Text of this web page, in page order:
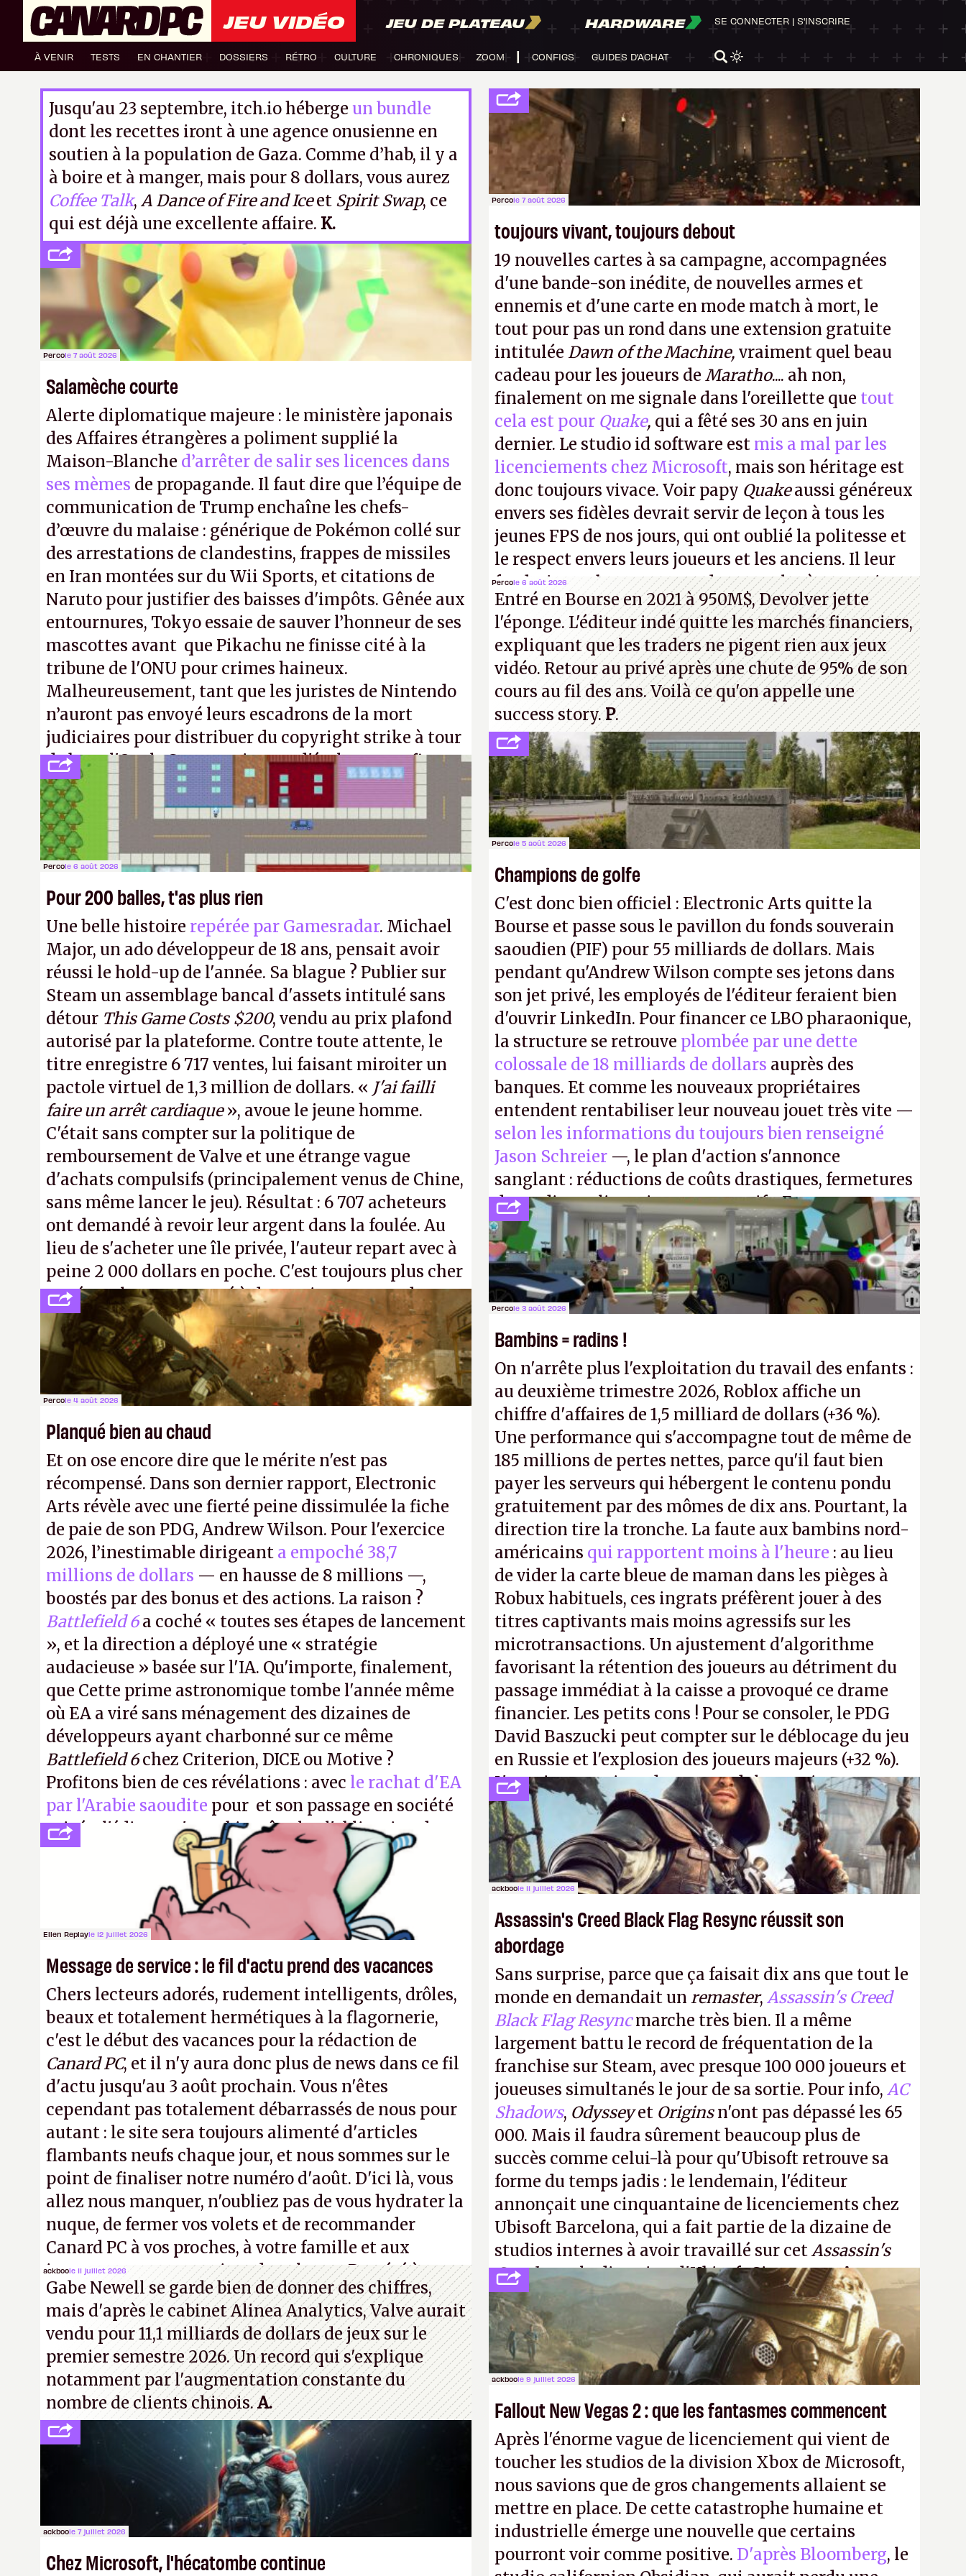
JEU VIDÉO JEU DE PLATEAU HARDWARE
À VENIR TESTS EN CHANTIER DOSSIERS RÉTRO CULTURE CHRONIQUES ZOOM CONFIGS GUIDES D'ACHAT
SE CONNECTER | S'INSCRIRE
Jusqu'au 23 septembre, itch.io héberge un bundle
dont les recettes iront à une agence onusienne en
soutien à la population de Gaza. Comme d’hab, il y a
à boire et à manger, mais pour 8 dollars, vous aurez
Coffee Talk, A Dance of Fire and Iceet Spirit Swap, ce
qui est déjà une excellente affaire. K.
Percole 7 août 2026
toujours vivant, toujours debout
19 nouvelles cartes à sa campagne, accompagnées
d'une bande-son inédite, de nouvelles armes et
ennemis et d'une carte en mode match à mort, le
tout pour pas un rond dans une extension gratuite
intitulée Dawn of the Machine, vraiment quel beau
cadeau pour les joueurs de Maratho.... ah non,
finalement on me signale dans l'oreillette que tout
cela est pour Quake, qui a fêté ses 30 ans en juin
dernier. Le studio id software est mis a mal par les
licenciements chez Microsoft, mais son héritage est
donc toujours vivace. Voir papy Quakeaussi généreux
envers ses fidèles devrait servir de leçon à tous les
jeunes FPS de nos jours, qui ont oublié la politesse et
le respect envers leurs joueurs et les anciens. Il leur
faudrait une bonne guerre des consoles à ces petits
cons ! P.
Percole 7 août 2026
Salamèche courte
Alerte diplomatique majeure : le ministère japonais
des Affaires étrangères a poliment supplié la
Maison-Blanche d’arrêter de salir ses licences dans
ses mèmes de propagande. Il faut dire que l’équipe de
communication de Trump enchaîne les chefs-
d’œuvre du malaise : générique de Pokémon collé sur
des arrestations de clandestins, frappes de missiles
en Iran montées sur du Wii Sports, et citations de
Naruto pour justifier des baisses d'impôts. Gênée aux
entournures, Tokyo essaie de sauver l’honneur de ses
mascottes avant que Pikachu ne finisse cité à la
tribune de l'ONU pour crimes haineux.
Malheureusement, tant que les juristes de Nintendo
n’auront pas envoyé leurs escadrons de la mort
judiciaires pour distribuer du copyright strike à tour
de bras, l'Oncle Sam continuera d'étaler sa confiture
intellectuelle sur vos souvenirs d'enfance.P.
Percole 6 août 2026
Entré en Bourse en 2021 à 950M$, Devolver jette
l'éponge. L'éditeur indé quitte les marchés financiers,
expliquant que les traders ne pigent rien aux jeux
vidéo. Retour au privé après une chute de 95% de son
cours au fil des ans. Voilà ce qu'on appelle une
success story.P.
Percole 6 août 2026
Pour 200 balles, t'as plus rien
Une belle histoire repérée par Gamesradar. Michael
Major, un ado développeur de 18 ans, pensait avoir
réussi le hold-up de l'année. Sa blague ? Publier sur
Steam un assemblage bancal d'assets intitulé sans
détour This Game Costs $200, vendu au prix plafond
autorisé par la plateforme. Contre toute attente, le
titre enregistre 6 717 ventes, lui faisant miroiter un
pactole virtuel de 1,3 million de dollars. « J'ai failli
faire un arrêt cardiaque», avoue le jeune homme.
C'était sans compter sur la politique de
remboursement de Valve et une étrange vague
d'achats compulsifs (principalement venus de Chine,
sans même lancer le jeu). Résultat : 6 707 acheteurs
ont demandé à revoir leur argent dans la foulée. Au
lieu de s'acheter une île privée, l'auteur repart avec à
peine 2 000 dollars en poche. C'est toujours plus cher
payé que le temps passé à dev, mais ça apprendra aux
petits malins qu'on ne braque pas Gabe Newell aussi
facilement.P.
Percole 5 août 2026
Champions de golfe
C'est donc bien officiel : Electronic Arts quitte la
Bourse et passe sous le pavillon du fonds souverain
saoudien (PIF) pour 55 milliards de dollars. Mais
pendant qu'Andrew Wilson compte ses jetons dans
son jet privé, les employés de l'éditeur feraient bien
d'ouvrir LinkedIn. Pour financer ce LBO pharaonique,
la structure se retrouve plombée par une dette
colossale de 18 milliards de dollars auprès des
banques. Et comme les nouveaux propriétaires
entendent rentabiliser leur nouveau jouet très vite —
selon les informations du toujours bien renseigné
Jason Schreier —, le plan d'action s'annonce
sanglant : réductions de coûts drastiques, fermetures
de studios et licenciements massifs. En gros, essorer
FCet Battlefield, puis virer le reste.P.
Percole 4 août 2026
Planqué bien au chaud
Et on ose encore dire que le mérite n'est pas
récompensé. Dans son dernier rapport, Electronic
Arts révèle avec une fierté peine dissimulée la fiche
de paie de son PDG, Andrew Wilson. Pour l'exercice
2026, l’inestimable dirigeant a empoché 38,7
millions de dollars — en hausse de 8 millions —,
boostés par des bonus et des actions. La raison ?
Battlefield 6a coché « toutes ses étapes de lancement
», et la direction a déployé une « stratégie
audacieuse » basée sur l'IA. Qu'importe, finalement,
que Cette prime astronomique tombe l'année même
où EA a viré sans ménagement des dizaines de
développeurs ayant charbonné sur ce même
Battlefield 6chez Criterion, DICE ou Motive ?
Profitons bien de ces révélations : avec le rachat d'EA
par l'Arabie saoudite pour et son passage en société
privée, l'éditeur n'aura bientôt plus l'obligation de
publier ses bilans. Encore une victoire pour la
Percole 3 août 2026
Bambins = radins !
On n'arrête plus l'exploitation du travail des enfants :
au deuxième trimestre 2026, Roblox affiche un
chiffre d'affaires de 1,5 milliard de dollars (+36 %).
Une performance qui s'accompagne tout de même de
185 millions de pertes nettes, parce qu'il faut bien
payer les serveurs qui hébergent le contenu pondu
gratuitement par des mômes de dix ans. Pourtant, la
direction tire la tronche. La faute aux bambins nord-
américains qui rapportent moins à l'heure : au lieu
de vider la carte bleue de maman dans les pièges à
Robux habituels, ces ingrats préfèrent jouer à des
titres captivants mais moins agressifs sur les
microtransactions. Un ajustement d'algorithme
favorisant la rétention des joueurs au détriment du
passage immédiat à la caisse a provoqué ce drame
financier. Les petits cons ! Pour se consoler, le PDG
David Baszucki peut compter sur le déblocage du jeu
en Russie et l'explosion des joueurs majeurs (+32 %).
L'avenir appartient donc aux adultes, qui ne sont
jamais que des enfants avec du pouvoir d'achat.P.
Ellen Replayle 12 juillet 2026
Message de service : le fil d'actu prend des vacances
Chers lecteurs adorés, rudement intelligents, drôles,
beaux et totalement hermétiques à la flagornerie,
c'est le début des vacances pour la rédaction de
Canard PC, et il n'y aura donc plus de news dans ce fil
d'actu jusqu'au 3 août prochain. Vous n'êtes
cependant pas totalement débarrassés de nous pour
autant : le site sera toujours alimenté d'articles
flambants neufs chaque jour, et nous sommes sur le
point de finaliser notre numéro d'août. D'ici là, vous
allez nous manquer, n'oubliez pas de vous hydrater la
nuque, de fermer vos volets et de recommander
Canard PC à vos proches, à votre famille et aux
inconnus que vous croisez dans la rue. Bon été à tous
! –ER.
ackboole 11 juillet 2026
Assassin's Creed Black Flag Resync réussit son
abordage
Sans surprise, parce que ça faisait dix ans que tout le
monde en demandait un remaster, Assassin's Creed
Black Flag Resyncmarche très bien. Il a même
largement battu le record de fréquentation de la
franchise sur Steam, avec presque 100 000 joueurs et
joueuses simultanés le jour de sa sortie. Pour info, AC
Shadows, Odysseyet Originsn'ont pas dépassé les 65
000. Mais il faudra sûrement beaucoup plus de
succès comme celui-là pour qu'Ubisoft retrouve sa
forme du temps jadis : le lendemain, l'éditeur
annonçait une cinquantaine de licenciements chez
Ubisoft Barcelona, qui a fait partie de la dizaine de
studios internes à avoir travaillé sur cetAssassin's
Creedsous la direction d'Ubisoft Singapour.A.
ackboole 11 juillet 2026
Gabe Newell se garde bien de donner des chiffres,
mais d'après le cabinet Alinea Analytics, Valve aurait
vendu pour 11,1 milliards de dollars de jeux sur le
premier semestre 2026. Un record qui s'explique
notamment par l'augmentation constante du
nombre de clients chinois.A.
ackboole 9 juillet 2026
Fallout New Vegas 2 : que les fantasmes commencent
Après l'énorme vague de licenciement qui vient de
toucher les studios de la division Xbox de Microsoft,
nous savions que de gros changements allaient se
mettre en place. De cette catastrophe humaine et
industrielle émerge une nouvelle que certains
pourront voir comme positive. D'après Bloomberg, le
ackboole 7 juillet 2026
Chez Microsoft, l'hécatombe continue